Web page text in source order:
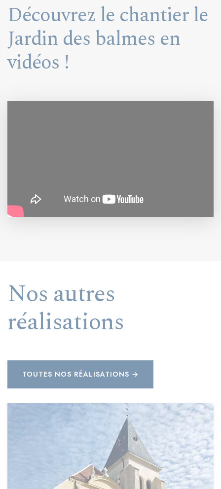
Découvrez le chantier le
Jardin des balmes en
vidéos !
Nos autres
réalisations
TOUTES NOS RÉALISATIONS →